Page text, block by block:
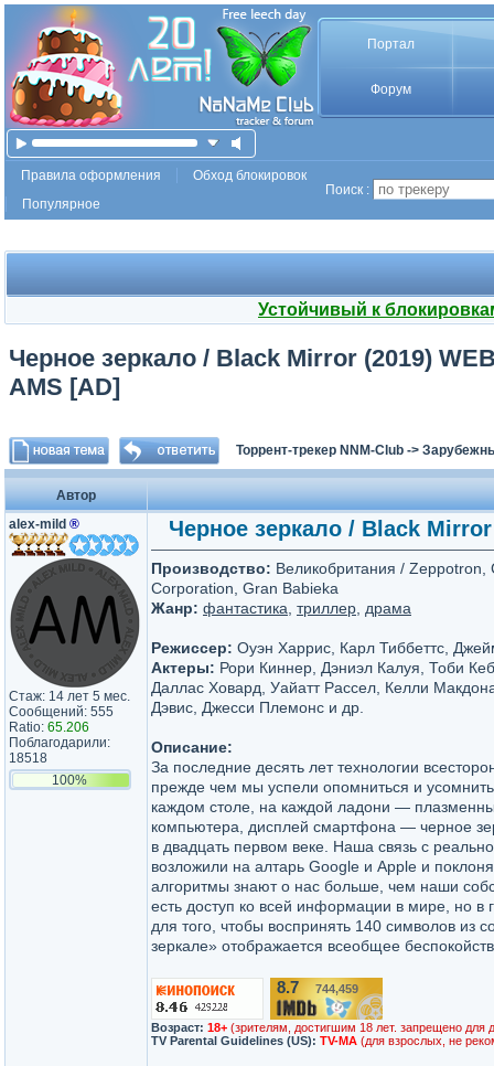
Портал
Форум
Правила оформления
Обход блокировок
Популярное
Поиск :
Устойчивый к
Черное зеркало / Black Mirror (2019)
AMS [AD]
Торрент-трекер NNM-Club ->
Автор
alex-mild ®
Стаж: 14 лет 5 мес.
Сообщений: 555
Ratio: 65.206
Поблагодарили:
18518
100%
Черное зеркало / Black
Производство: Великобритания / Zeppotron,
Corporation, Gran Babieka
Жанр: фантастика триллер драма
Режиссер: Оуэн Харрис, Карл Тиббеттс,
Актеры: Рори Киннер, Дэниэл Калуя, Тоби
Даллас Ховард, Уайатт Рассел, Келли
Дэвис, Джесси Племонс и др.
Описание:
За последние десять лет технологии
прежде чем мы успели опомниться и
каждом столе, на каждой ладони —
компьютера, дисплей смартфона — черное
в двадцать первом веке. Наша связь с
возложили на алтарь Google и Apple и
алгоритмы знают о нас больше, чем наши
есть доступ ко всей информации в мире, но в
для того, чтобы воспринять 140 символов из
зеркале» отображается всеобщее
8.7 744,459
Возраст: 18+ (зрителям, достигшим 18 лет. запрещено для
TV Parental Guidelines (US): TV-MA (для взрослых, не